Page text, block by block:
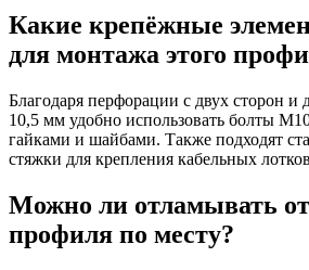
Какие крепёжные
для монтажа этого
Благодаря перфорации с двух сторон и
10,5 мм удобно использовать болты
гайками и шайбами. Также подходят
стяжки для крепления кабельных
Можно ли отламывать
профиля по месту?